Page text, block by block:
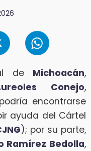
de Michoacán,
Conejo,
encontrarse
ayuda del Cártel
); por su parte,
Ramírez Bedolla,